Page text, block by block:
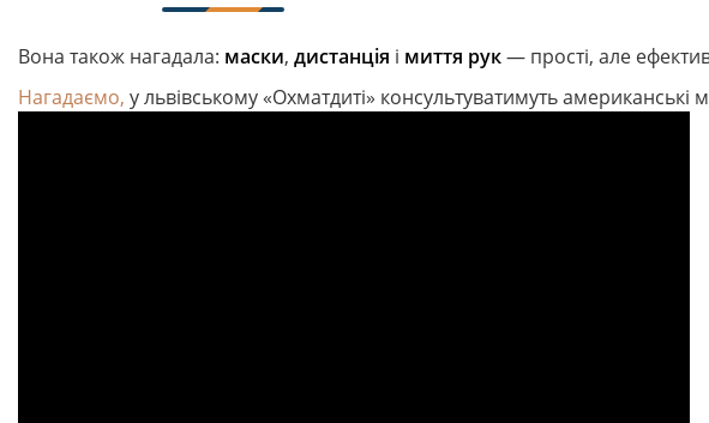
Вона також нагадала: маски, дистанція і миття рук— прості, але
Нагадаємо, у львівському «Охматдиті» консультуватимуть американські